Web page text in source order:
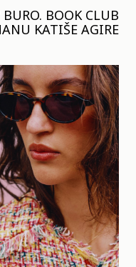
BOOK CLUB
KATIŠE AGIRE